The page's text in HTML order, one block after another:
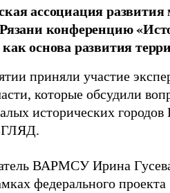
ассоциация
конференцию
основа развития
приняли участие
которые обсудили
исторических
ВАРМСУ Ирина
федерального